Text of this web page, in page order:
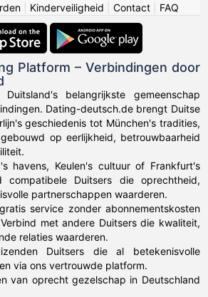
Kinderveiligheid Contact FAQ
Platform – Verbindingen door
belangrijkste gemeenschap
Dating-deutsch.de brengt Duitse
geschiedenis tot München's tradities,
op eerlijkheid, betrouwbaarheid
havens, Keulen's cultuur of Frankfurt's
compatibele Duitsers die oprechtheid,
partnerschappen waarderen.
service zonder abonnementskosten
met andere Duitsers die kwaliteit,
relaties waarderen.
Duitsers die al betekenisvolle
via ons vertrouwde platform.
van oprecht gezelschap in Deutschland